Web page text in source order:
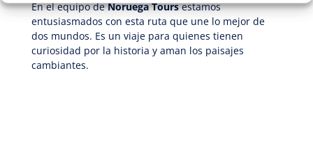
En el equipo deNoruega Toursestamos
entusiasmados con esta ruta que une lo mejor de
dos mundos. Es un viaje para quienes tienen
curiosidad por la historia y aman los paisajes
cambiantes.